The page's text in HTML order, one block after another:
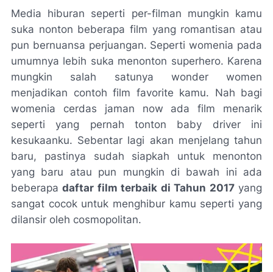
Media hiburan seperti per-filman mungkin kamu
suka nonton beberapa film yang romantisan atau
pun bernuansa perjuangan. Seperti womenia pada
umumnya lebih suka menonton superhero. Karena
mungkin salah satunya wonder women
menjadikan contoh film favorite kamu. Nah bagi
womenia cerdas jaman now ada film menarik
seperti yang pernah tonton baby driver ini
kesukaanku. Sebentar lagi akan menjelang tahun
baru, pastinya sudah siapkah untuk menonton
yang baru atau pun mungkin di bawah ini ada
beberapadaftar film terbaik di Tahun 2017yang
sangat cocok untuk menghibur kamu seperti yang
dilansir oleh cosmopolitan.